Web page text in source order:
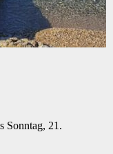
Sonntag, 21.